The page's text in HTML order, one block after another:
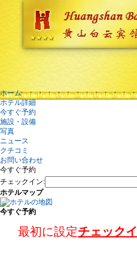
ホーム
ホテル詳細
今すぐ予約
施設・設備
写真
ニュース
クチコミ
お問い合わせ
今すぐ予約
チェックイン:
ホテルマップ
今すぐ予約
最初に設定チェック